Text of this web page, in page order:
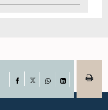
Facebook
WhatsAppLinkedIn